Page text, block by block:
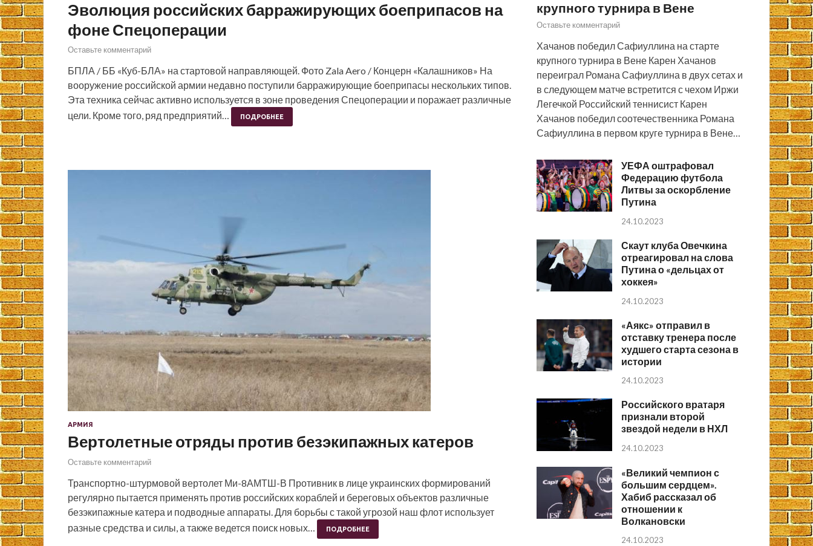
Эволюция российских барражирующих боеприпасов на
фоне Спецоперации
Оставьте комментарий
БПЛА / ББ «Куб-БЛА» на стартовой направляющей. Фото Zala Aero / Концерн «Калашников» На
вооружение российской армии недавно поступили барражирующие боеприпасы нескольких типов.
Эта техника сейчас активно используется в зоне проведения Спецоперации и поражает различные
цели. Кроме того, ряд предприятий…
ПОДРОБНЕЕ
АРМИЯ
Вертолетные отряды против безэкипажных катеров
Оставьте комментарий
Транспортно-штурмовой вертолет Ми-8АМТШ-В Противник в лице украинских формирований
регулярно пытается применять против российских кораблей и береговых объектов различные
безэкипажные катера и подводные аппараты. Для борьбы с такой угрозой наш флот использует
разные средства и силы, а также ведется поиск новых…
ПОДРОБНЕЕ
крупного турнира в Вене
Оставьте комментарий
Хачанов победил Сафиуллина на старте
крупного турнира в Вене Карен Хачанов
переиграл Романа Сафиуллина в двух сетах и
в следующем матче встретится с чехом Иржи
Легечкой Российский теннисист Карен
Хачанов победил соотечественника Романа
Сафиуллина в первом круге турнира в Вене…
УЕФА оштрафовал
Федерацию футбола
Литвы за оскорбление
Путина
24.10.2023
Скаут клуба Овечкина
отреагировал на слова
Путина о «дельцах от
хоккея»
24.10.2023
«Аякс» отправил в
отставку тренера после
худшего старта сезона в
истории
24.10.2023
Российского вратаря
признали второй
звездой недели в НХЛ
24.10.2023
«Великий чемпион с
большим сердцем».
Хабиб рассказал об
отношении к
Волкановски
24.10.2023